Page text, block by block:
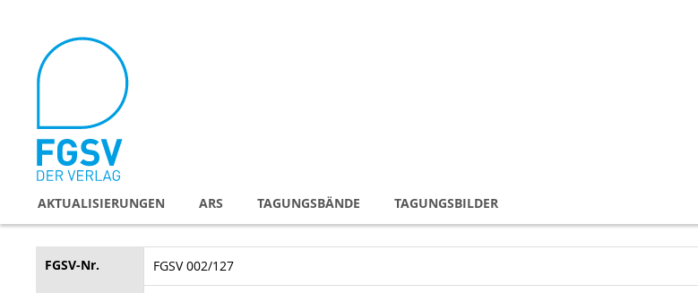
Inhalt
AKTUALISIERUNGEN ARS TAGUNGSBÄNDE TAGUNGSBILDER
FGSV-Nr. FGSV 002/127